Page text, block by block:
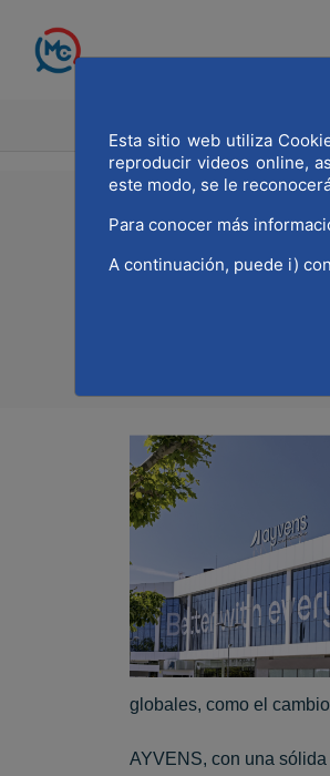
Esta sitio web utiliza
reproducir videos online,
este modo, se le
Para conocer más
A continuación, puede i)
Ayvens se
globales, como el
AYVENS, con una